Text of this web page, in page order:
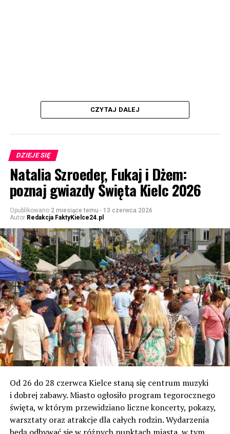
CZYTAJ DALEJ
DZIEJE SIĘ
Natalia Szroeder, Fukaj i Dżem:
poznaj gwiazdy Święta Kielc 2026
Opublikowano 2 miesiące temu - 13 czerwca 2026
Autor Redakcja FaktyKielce24.pl
Od 26 do 28 czerwca Kielce staną się centrum muzyki
i dobrej zabawy. Miasto ogłosiło program tegorocznego
święta, w którym przewidziano liczne koncerty, pokazy,
warsztaty oraz atrakcje dla całych rodzin. Wydarzenia